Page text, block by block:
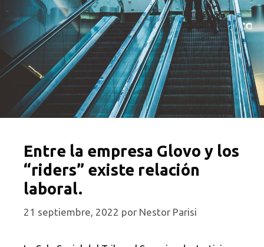
Entre la empresa Glovo y los
“riders” existe relación
laboral.
21 septiembre, 2022 por Nestor Parisi